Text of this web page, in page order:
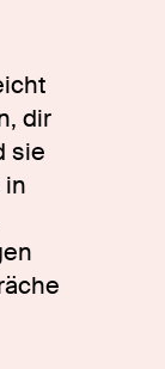
dir
sie
in